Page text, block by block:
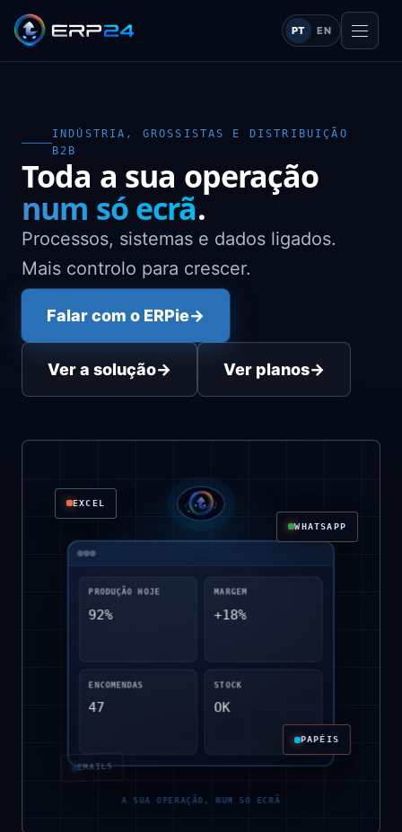
PT EN
INDÚSTRIA, GROSSISTAS E DISTRIBUIÇÃO
B2B
Toda a sua operação
num só ecrã.
Processos, sistemas e dados ligados.
Mais controlo para crescer.
Falar com o ERPie→
Ver a solução→ Ver planos→
PRODUÇÃO HOJE
92%
MARGEM
+18%
ENCOMENDAS
47
STOCK
OK
A SUA OPERAÇÃO, NUM SÓ ECRÃ
EXCEL
WHATSAPP
PAPÉIS
EMAILS